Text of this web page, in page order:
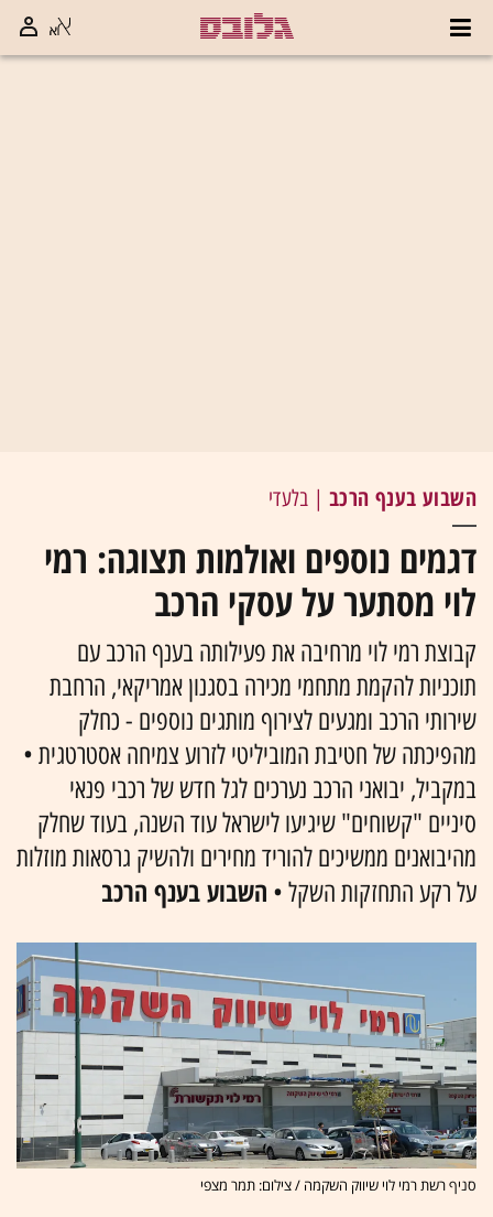
השבוע בענף הרכב | בלעדי
דגמים נוספים ואולמות תצוגה: רמי
לוי מסתער על עסקי הרכב
קבוצת רמי לוי מרחיבה את פעילותה בענף הרכב עם
תוכניות להקמת מתחמי מכירה בסגנון אמריקאי, הרחבת
שירותי הרכב ומגעים לצירוף מותגים נוספים - כחלק
מהפיכתה של חטיבת המוביליטי לזרוע צמיחה אסטרטגית •
במקביל, יבואני הרכב נערכים לגל חדש של רכבי פנאי
סיניים "קשוחים" שיגיעו לישראל עוד השנה, בעוד שחלק
מהיבואנים ממשיכים להוריד מחירים ולהשיק גרסאות מוזלות
על רקע התחזקות השקל • השבוע בענף הרכב
סניף רשת רמי לוי שיווק השקמה / צילום: תמר מצפי